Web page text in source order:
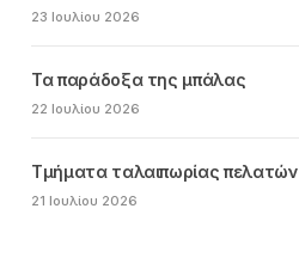
23 Ιουλίου 2026
Τα παράδοξα της μπάλας
22 Ιουλίου 2026
Τμήματα ταλαιπωρίας πελατών
21 Ιουλίου 2026